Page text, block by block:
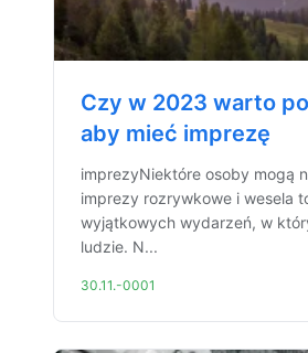
Czy w 2023 warto
aby mieć imprezę
imprezyNiektóre osoby mogą
imprezy rozrywkowe i wesela
wyjątkowych wydarzeń, w
ludzie. N...
30.11.-0001